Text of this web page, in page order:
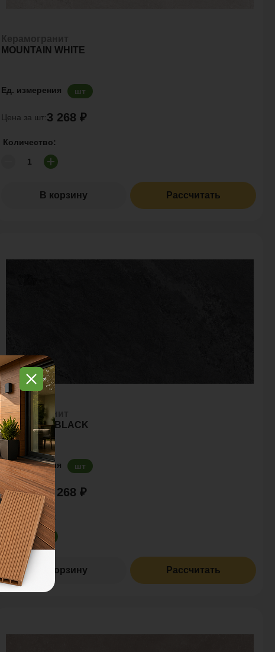
MOUNTAIN WHITE
Ед. измерения шт
Цена за шт:3 268 ₽
Количество:
В корзину Рассчитать
Керамогранит
MOUNTAIN BLACK
Ед. измерения шт
Цена за шт:3 268 ₽
Количество:
В корзину Рассчитать